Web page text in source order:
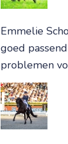
Emmelie
goed
problemen